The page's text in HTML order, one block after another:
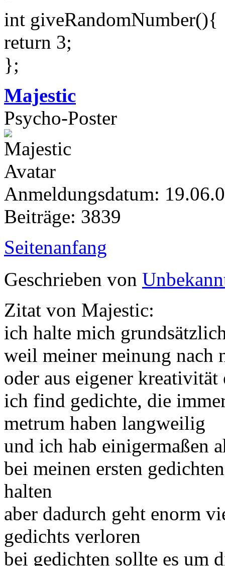
int giveRandomNumber(){
return 3;
};
Majestic
Psycho-Poster
Anmeldungsdatum:
Beiträge: 3839
Seitenanfang
Geschrieben von
Zitat von Majestic:
ich halte mich
weil meiner meinung nach
oder aus eigener
ich find gedichte, die
metrum haben langweilig
und ich hab einigermaßen
bei meinen ersten
halten
aber dadurch geht enorm
gedichts verloren
bei gedichten sollte es um